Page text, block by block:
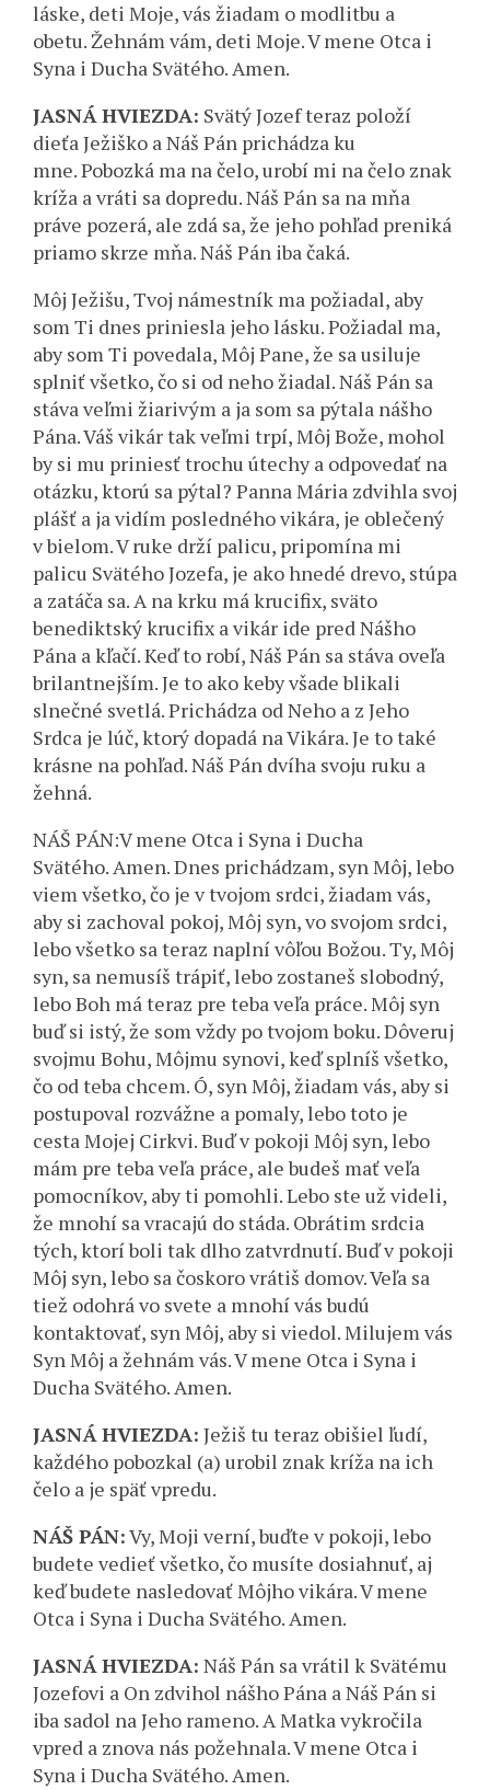
láske, deti Moje, vás žiadam o modlitbu a
obetu. Žehnám vám, deti Moje. V mene Otca i
Syna i Ducha Svätého. Amen.
JASNÁ HVIEZDA: Svätý Jozef teraz položí
dieťa Ježiško a Náš Pán prichádza ku
mne. Pobozká ma na čelo, urobí mi na čelo znak
kríža a vráti sa dopredu. Náš Pán sa na mňa
práve pozerá, ale zdá sa, že jeho pohľad preniká
priamo skrze mňa. Náš Pán iba čaká.
Môj Ježišu, Tvoj námestník ma požiadal, aby
som Ti dnes priniesla jeho lásku. Požiadal ma,
aby som Ti povedala, Môj Pane, že sa usiluje
splniť všetko, čo si od neho žiadal. Náš Pán sa
stáva veľmi žiarivým a ja som sa pýtala nášho
Pána. Váš vikár tak veľmi trpí, Môj Bože, mohol
by si mu priniesť trochu útechy a odpovedať na
otázku, ktorú sa pýtal? Panna Mária zdvihla svoj
plášť a ja vidím posledného vikára, je oblečený
v bielom. V ruke drží palicu, pripomína mi
palicu Svätého Jozefa, je ako hnedé drevo, stúpa
a zatáča sa. A na krku má krucifix, sväto
benediktský krucifix a vikár ide pred Nášho
Pána a kľačí. Keď to robí, Náš Pán sa stáva oveľa
brilantnejším. Je to ako keby všade blikali
slnečné svetlá. Prichádza od Neho a z Jeho
Srdca je lúč, ktorý dopadá na Vikára. Je to také
krásne na pohľad. Náš Pán dvíha svoju ruku a
žehná.
NÁŠ PÁN:V mene Otca i Syna i Ducha
Svätého. Amen. Dnes prichádzam, syn Môj, lebo
viem všetko, čo je v tvojom srdci, žiadam vás,
aby si zachoval pokoj, Môj syn, vo svojom srdci,
lebo všetko sa teraz naplní vôľou Božou. Ty, Môj
syn, sa nemusíš trápiť, lebo zostaneš slobodný,
lebo Boh má teraz pre teba veľa práce. Môj syn
buď si istý, že som vždy po tvojom boku. Dôveruj
svojmu Bohu, Môjmu synovi, keď splníš všetko,
čo od teba chcem. Ó, syn Môj, žiadam vás, aby si
postupoval rozvážne a pomaly, lebo toto je
cesta Mojej Cirkvi. Buď v pokoji Môj syn, lebo
mám pre teba veľa práce, ale budeš mať veľa
pomocníkov, aby ti pomohli. Lebo ste už videli,
že mnohí sa vracajú do stáda. Obrátim srdcia
tých, ktorí boli tak dlho zatvrdnutí. Buď v pokoji
Môj syn, lebo sa čoskoro vrátiš domov. Veľa sa
tiež odohrá vo svete a mnohí vás budú
kontaktovať, syn Môj, aby si viedol. Milujem vás
Syn Môj a žehnám vás. V mene Otca i Syna i
Ducha Svätého. Amen.
JASNÁ HVIEZDA: Ježiš tu teraz obišiel ľudí,
každého pobozkal (a) urobil znak kríža na ich
čelo a je späť vpredu.
NÁŠ PÁN:Vy, Moji verní, buďte v pokoji, lebo
budete vedieť všetko, čo musíte dosiahnuť, aj
keď budete nasledovať Môjho vikára. V mene
Otca i Syna i Ducha Svätého. Amen.
JASNÁ HVIEZDA: Náš Pán sa vrátil k Svätému
Jozefovi a On zdvihol nášho Pána a Náš Pán si
iba sadol na Jeho rameno. A Matka vykročila
vpred a znova nás požehnala. V mene Otca i
Syna i Ducha Svätého. Amen.